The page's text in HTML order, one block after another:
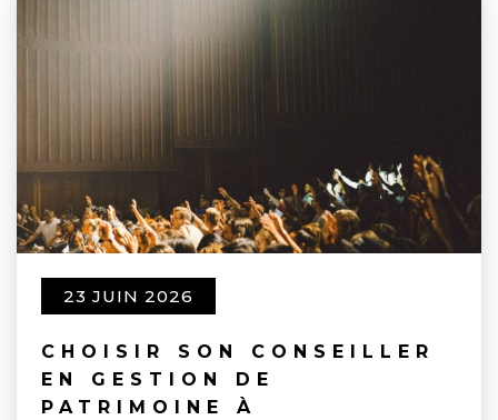
23 JUIN 2026
CHOISIR SON CONSEILLER
EN GESTION DE
PATRIMOINE À